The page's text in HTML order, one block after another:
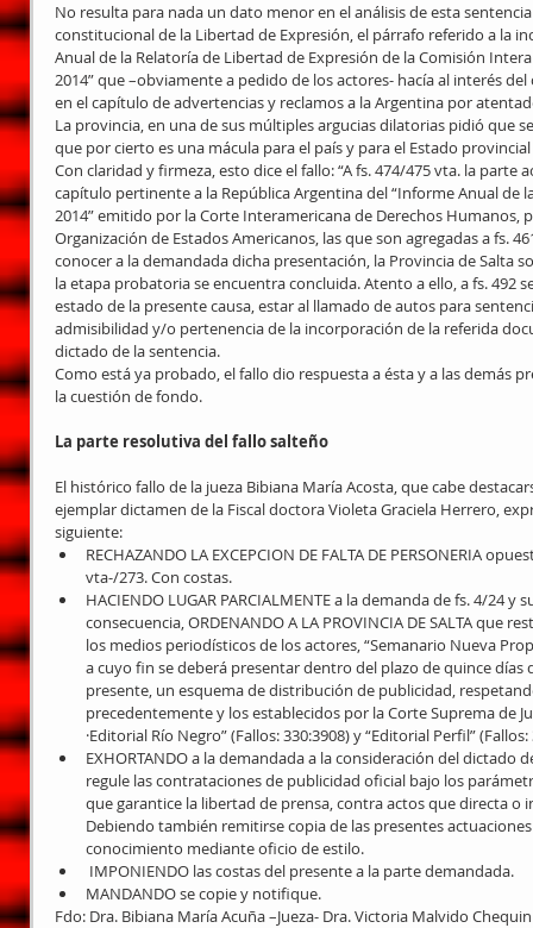
No resulta para nada un dato menor en el análisis de esta
constitucional de la Libertad de Expresión, el párrafo referido a la
Anual de la Relatoría de Libertad de Expresión de la Comisión
2014” que –obviamente a pedido de los actores- hacía al interés
en el capítulo de advertencias y reclamos a la Argentina por
La provincia, en una de sus múltiples argucias dilatorias pidió que
que por cierto es una mácula para el país y para el Estado
Con claridad y firmeza, esto dice el fallo: “A fs. 474/475 vta. la parte
capítulo pertinente a la República Argentina del “Informe Anual de
2014” emitido por la Corte Interamericana de Derechos Humanos,
Organización de Estados Americanos, las que son agregadas a fs.
conocer a la demandada dicha presentación, la Provincia de Salta
la etapa probatoria se encuentra concluida. Atento a ello, a fs. 492
estado de la presente causa, estar al llamado de autos para
admisibilidad y/o pertenencia de la incorporación de la referida
dictado de la sentencia.
Como está ya probado, el fallo dio respuesta a ésta y a las demás
la cuestión de fondo.
La parte resolutiva del fallo salteño
El histórico fallo de la jueza Bibiana María Acosta, que cabe
ejemplar dictamen de la Fiscal doctora Violeta Graciela Herrero,
siguiente:
RECHAZANDO LA EXCEPCION DE FALTA DE PERSONERIA
vta-/273. Con costas.
HACIENDO LUGAR PARCIALMENTE a la demanda de fs. 4/24
consecuencia, ORDENANDO A LA PROVINCIA DE SALTA que
los medios periodísticos de los actores, “Semanario Nueva
a cuyo fin se deberá presentar dentro del plazo de quince
presente, un esquema de distribución de publicidad,
precedentemente y los establecidos por la Corte Suprema de
·Editorial Río Negro” (Fallos: 330:3908) y “Editorial Perfil”
EXHORTANDO a la demandada a la consideración del dictado
regule las contrataciones de publicidad oficial bajo los
que garantice la libertad de prensa, contra actos que directa
Debiendo también remitirse copia de las presentes
conocimiento mediante oficio de estilo.
IMPONIENDO las costas del presente a la parte demandada.
MANDANDO se copie y notifique.
Fdo: Dra. Bibiana María Acuña –Jueza- Dra. Victoria Malvido